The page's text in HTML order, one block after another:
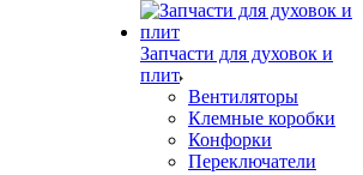
Запчасти для духовок и
плит
Вентиляторы
Клемные коробки
Конфорки
Переключатели